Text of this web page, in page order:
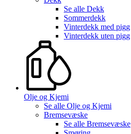
Se alle Dekk
Sommerdekk
Vinterdekk med pigg
Vinterdekk uten pigg
Olje og Kjemi
Se alle Olje og Kjemi
Bremsevæske
Se alle Bremsevæske